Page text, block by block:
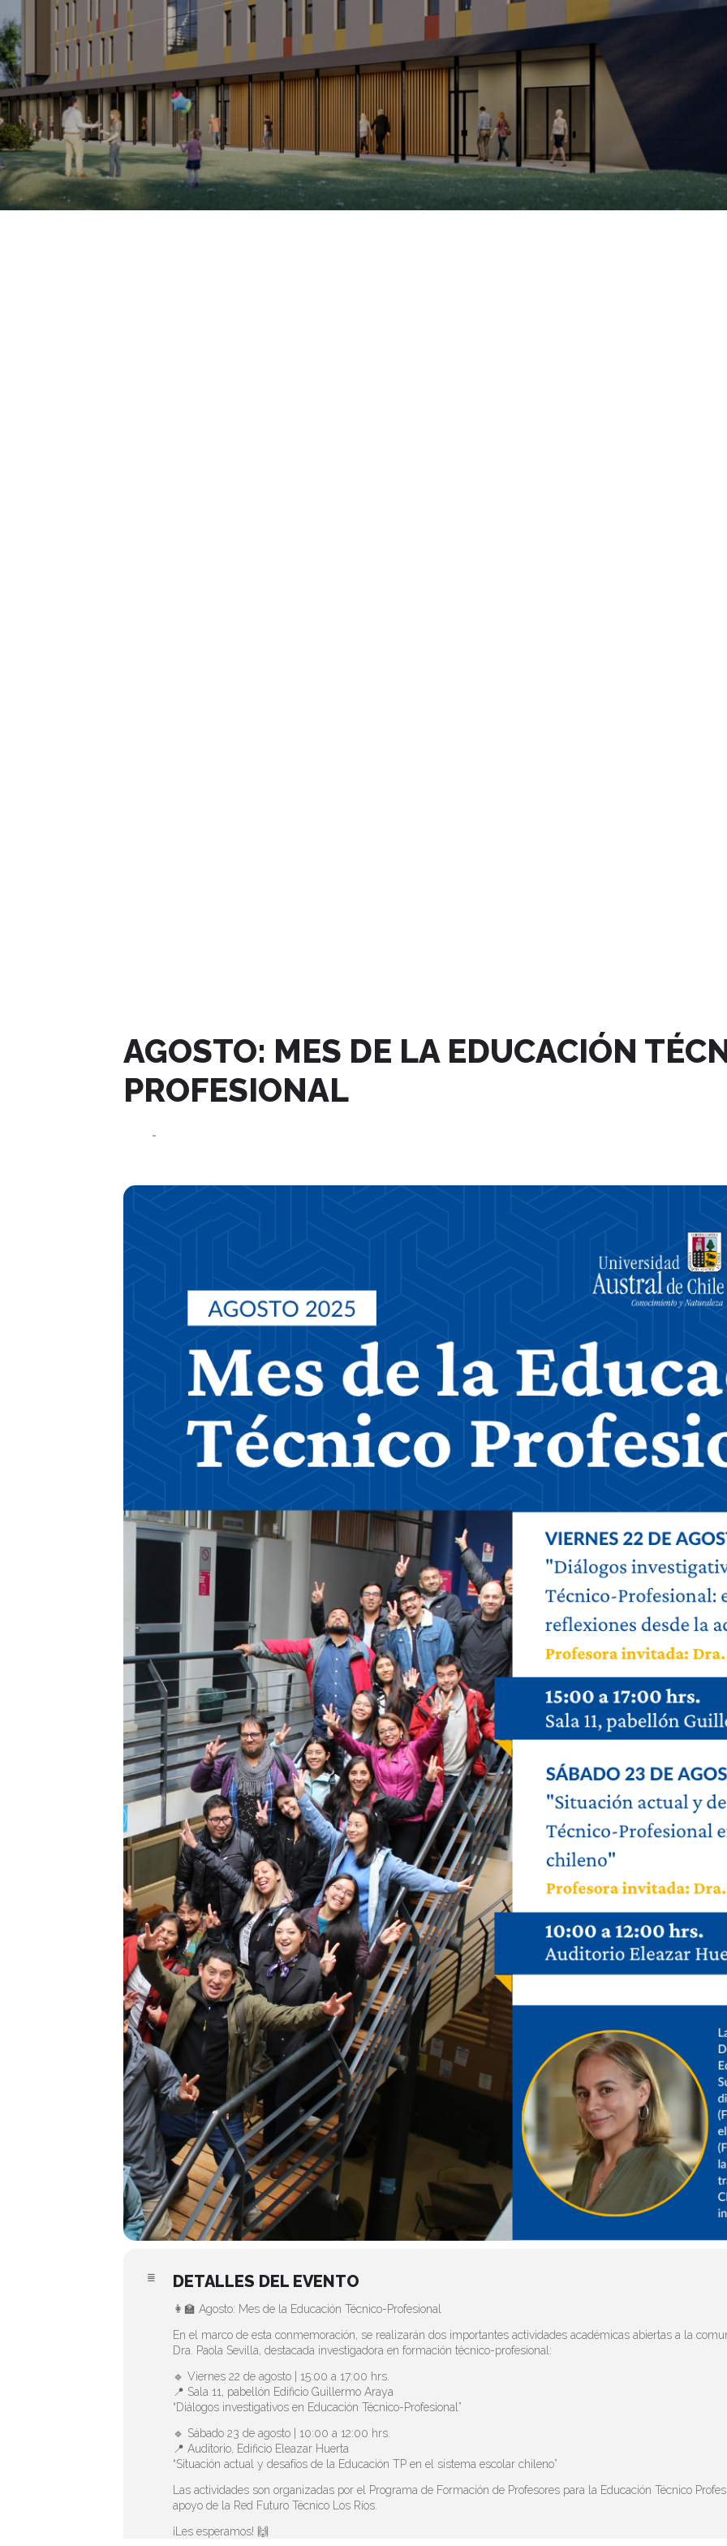
AGOSTO: MES DE LA EDUCACIÓN
PROFESIONAL
DETALLES DEL EVENTO
👩‍🏫 Agosto: Mes de la Educación Técnico-Profesional
En el marco de esta conmemoración, se realizarán dos importantes actividades académicas abiertas a la
Dra. Paola Sevilla, destacada investigadora en formación técnico-profesional:
🔹 Viernes 22 de agosto | 15:00 a 17:00 hrs.
📍 Sala 11, pabellón Edificio Guillermo Araya
“Diálogos investigativos en Educación Técnico-Profesional”
🔹 Sábado 23 de agosto | 10:00 a 12:00 hrs.
📍 Auditorio, Edificio Eleazar Huerta
“Situación actual y desafíos de la Educación TP en el sistema escolar chileno”
Las actividades son organizadas por el Programa de Formación de Profesores para la Educación Técnico
apoyo de la Red Futuro Técnico Los Ríos.
¡Les esperamos! 🙌